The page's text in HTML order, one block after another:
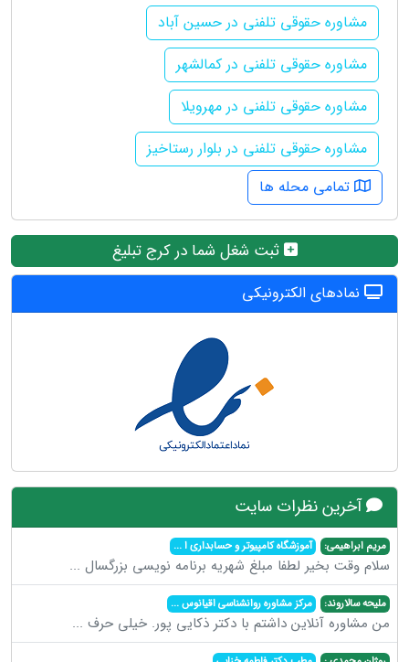
مشاوره حقوقی تلفنی در حسین آباد
مشاوره حقوقی تلفنی در کمالشهر
مشاوره حقوقی تلفنی در مهرویلا
مشاوره حقوقی تلفنی در بلوار رستاخیز
تمامی محله ها
ثبت شغل شما در کرج تبلیغ
نمادهای الکترونیکی
آخرین نظرات سایت
مریم ابراهیمی: آموزشگاه کامپیوتر و حسابداری ا...
سلام وقت بخیر لطفا مبلغ شهریه برنامه نویسی بزرگسال ...
ملیحه سالاروند: مرکز مشاوره روانشناسی اقیانوس...
من مشاوره آنلاین داشتم با دکتر ذکایی پور. خیلی حرف ...